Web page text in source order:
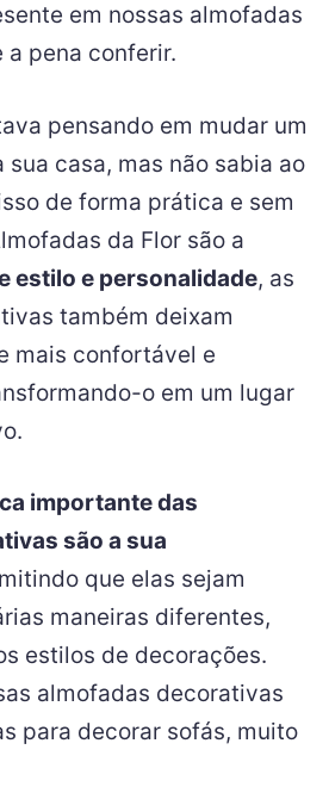
em nossas almofadas
pena conferir.
pensando em mudar um
casa, mas não sabia ao
de forma prática e sem
da Flor são a
estilo e personalidade, as
também deixam
mais confortável e
o em um lugar
importante das
são a sua
que elas sejam
maneiras diferentes,
estilos de decorações.
almofadas decorativas
para decorar sofás, muito